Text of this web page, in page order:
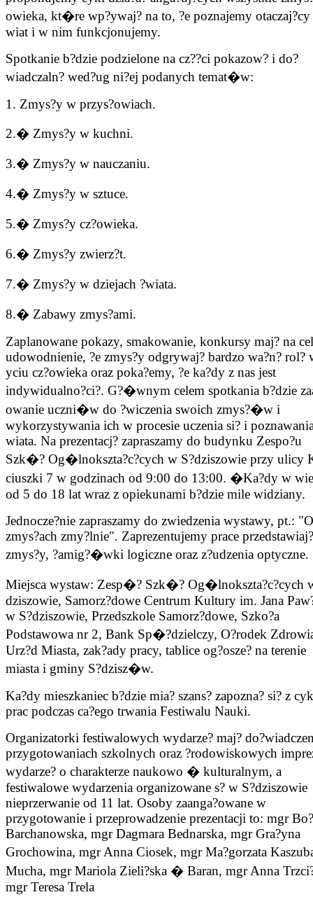
owieka, kt�re wp?ywaj? na to, ?e poznajemy otaczaj?cy
wiat i w nim funkcjonujemy.
Spotkanie b?dzie podzielone na cz??ci pokazow? i do?
wiadczaln? wed?ug ni?ej podanych temat�w:
1. Zmys?y w przys?owiach.
2.� Zmys?y w kuchni.
3.� Zmys?y w nauczaniu.
4.� Zmys?y w sztuce.
5.� Zmys?y cz?owieka.
6.� Zmys?y zwierz?t.
7.� Zmys?y w dziejach ?wiata.
8.� Zabawy zmys?ami.
Zaplanowane pokazy, smakowanie, konkursy maj? na
udowodnienie, ?e zmys?y odgrywaj? bardzo wa?n? rol?
yciu cz?owieka oraz poka?emy, ?e ka?dy z nas jest
indywidualno?ci?. G?�wnym celem spotkania b?dzie
owanie uczni�w do ?wiczenia swoich zmys?�w i
wykorzystywania ich w procesie uczenia si? i
wiata. Na prezentacj? zapraszamy do budynku Zespo?u
Szk�? Og�lnokszta?c?cych w S?dziszowie przy ulicy
ciuszki 7 w godzinach od 9:00 do 13:00. �Ka?dy w
od 5 do 18 lat wraz z opiekunami b?dzie mile widziany.
Jednocze?nie zapraszamy do zwiedzenia wystawy, pt.: "O
zmys?ach zmy?lnie". Zaprezentujemy prace
zmys?y, ?amig?�wki logiczne oraz z?udzenia optyczne.
Miejsca wystaw: Zesp�? Szk�? Og�lnokszta?c?cych
dziszowie, Samorz?dowe Centrum Kultury im. Jana
w S?dziszowie, Przedszkole Samorz?dowe, Szko?a
Podstawowa nr 2, Bank Sp�?dzielczy, O?rodek
Urz?d Miasta, zak?ady pracy, tablice og?osze? na terenie
miasta i gminy S?dzisz�w.
Ka?dy mieszkaniec b?dzie mia? szans? zapozna? si? z
prac podczas ca?ego trwania Festiwalu Nauki.
Organizatorki festiwalowych wydarze? maj?
przygotowaniach szkolnych oraz ?rodowiskowych
wydarze? o charakterze naukowo � kulturalnym, a
festiwalowe wydarzenia organizowane s? w S?dziszowie
nieprzerwanie od 11 lat. Osoby zaanga?owane w
przygotowanie i przeprowadzenie prezentacji to: mgr
Barchanowska, mgr Dagmara Bednarska, mgr Gra?yna
Grochowina, mgr Anna Ciosek, mgr Ma?gorzata
Mucha, mgr Mariola Zieli?ska � Baran, mgr Anna
mgr Teresa Trela